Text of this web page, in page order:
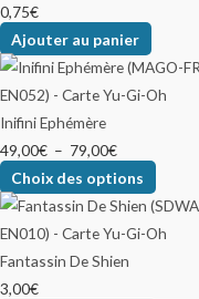
0,75€
Ajouter au panier
Inifini Ephémère
49,00€ – 79,00€
Choix des options
Fantassin De Shien
3,00€